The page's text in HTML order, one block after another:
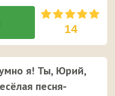
14
я! Ты, Юрий,
песня-